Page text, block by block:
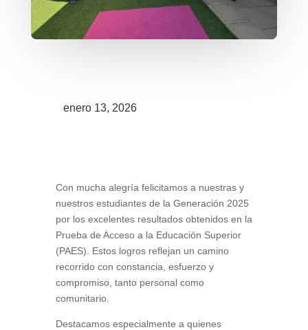
enero 13, 2026
Con mucha alegría felicitamos a nuestras y
nuestros estudiantes de la Generación 2025
por los excelentes resultados obtenidos en la
Prueba de Acceso a la Educación Superior
(PAES). Estos logros reflejan un camino
recorrido con constancia, esfuerzo y
compromiso, tanto personal como
comunitario.
Destacamos especialmente a quienes